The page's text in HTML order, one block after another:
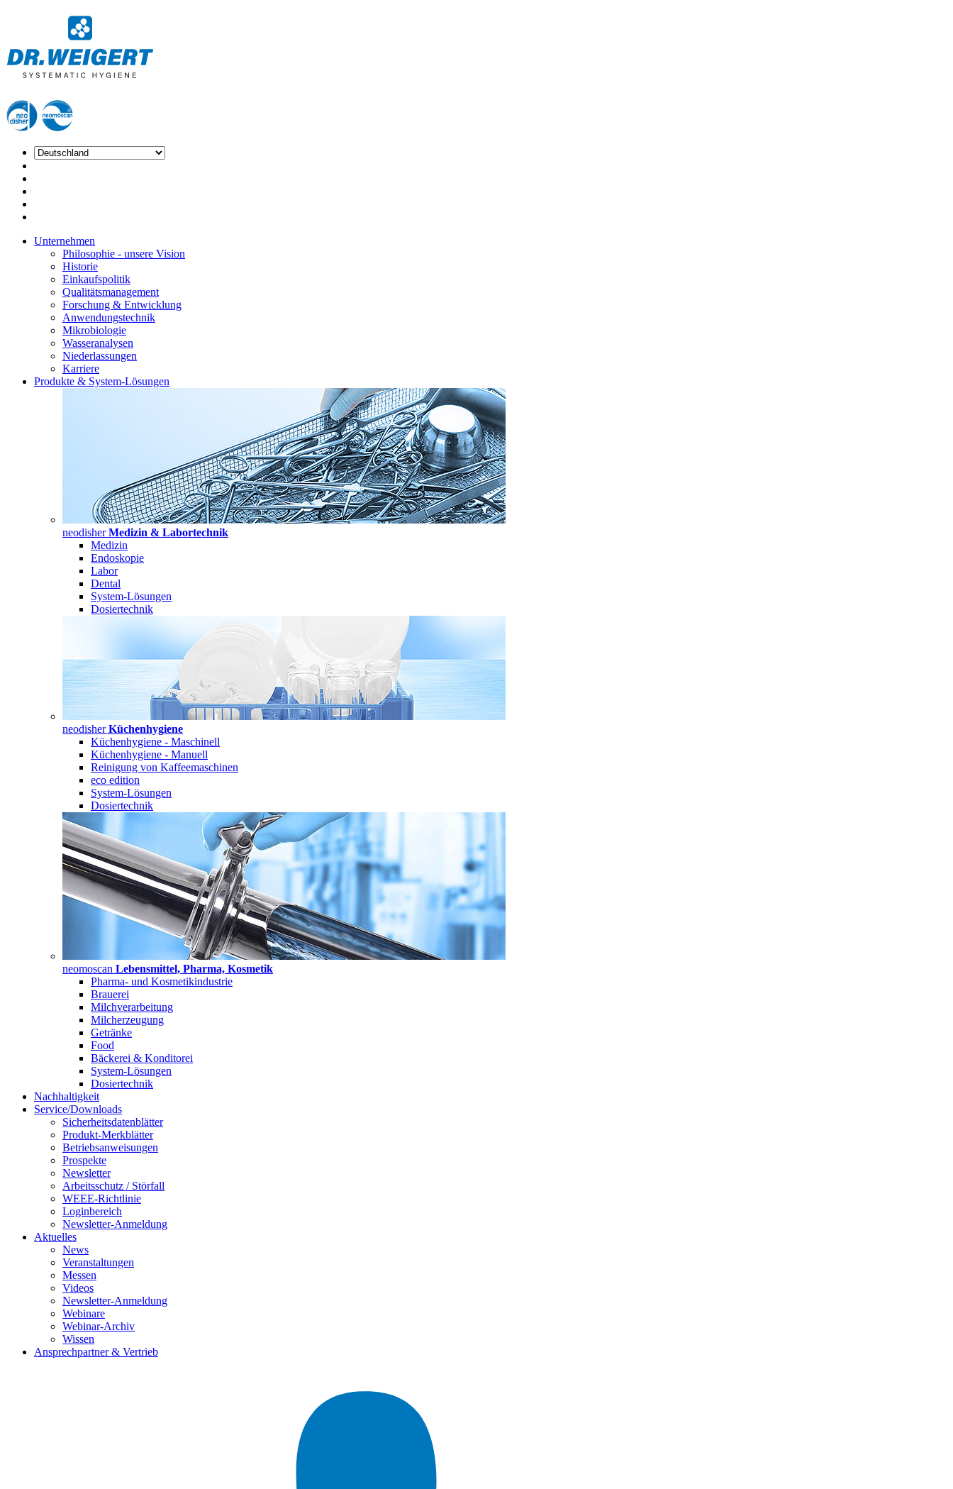
Unternehmen
Philosophie - unsere Vision
Historie
Einkaufspolitik
Qualitätsmanagement
Forschung & Entwicklung
Anwendungstechnik
Mikrobiologie
Wasseranalysen
Niederlassungen
Karriere
Produkte & System-Lösungen
neodisherMedizin & Labortechnik
Medizin
Endoskopie
Labor
Dental
System-Lösungen
Dosiertechnik
neodisherKüchenhygiene
Küchenhygiene - Maschinell
Küchenhygiene - Manuell
Reinigung von Kaffeemaschinen
eco edition
System-Lösungen
Dosiertechnik
neomoscan Lebensmittel, Pharma, Kosmetik
Pharma- und Kosmetikindustrie
Brauerei
Milchverarbeitung
Milcherzeugung
Getränke
Food
Bäckerei & Konditorei
System-Lösungen
Dosiertechnik
Nachhaltigkeit
Service/Downloads
Sicherheitsdatenblätter
Produkt-Merkblätter
Betriebsanweisungen
Prospekte
Newsletter
Arbeitsschutz / Störfall
WEEE-Richtlinie
Loginbereich
Newsletter-Anmeldung
Aktuelles
News
Veranstaltungen
Messen
Videos
Newsletter-Anmeldung
Webinare
Webinar-Archiv
Wissen
Ansprechpartner & Vertrieb